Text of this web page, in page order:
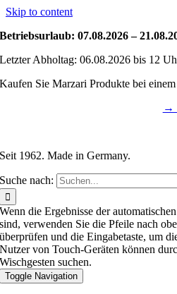
Skip to content
Betriebsurlaub: 07.08.2026 –
Letzter Abholtag: 06.08.2026 bis 12
Kaufen Sie Marzari Produkte bei
→
Seit 1962. Made in Germany.
Suche nach:
Wenn die Ergebnisse der
sind, verwenden Sie die Pfeile nach
überprüfen und die Eingabetaste, um
Nutzer von Touch-Geräten können
Wischgesten suchen.
Toggle Navigation